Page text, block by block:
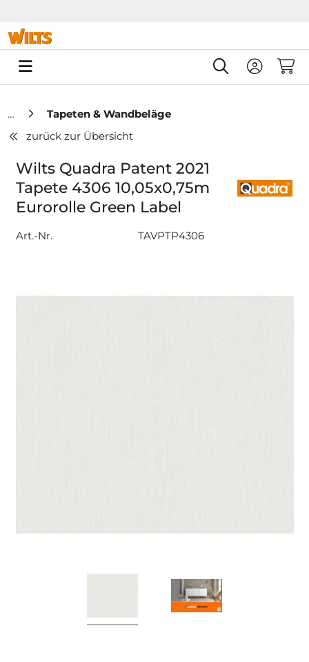
0
Tapeten & Wandbeläge
zurück zur Übersicht
Wilts Quadra Patent 2021
Tapete 4306 10,05x0,75m
Eurorolle Green Label
Art.-Nr. TAVPTP4306